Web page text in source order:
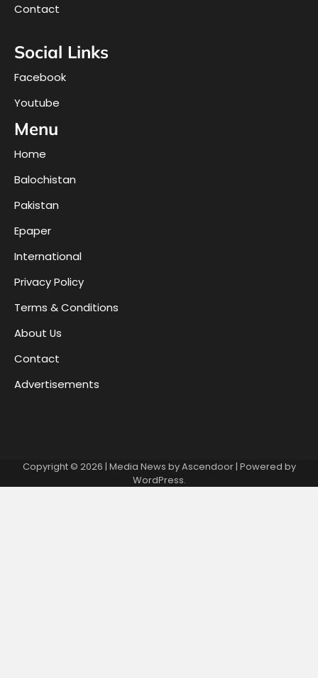
Contact
Social Links
Facebook
Youtube
Menu
Home
Balochistan
Pakistan
Epaper
International
Privacy Policy
Terms & Conditions
About Us
Contact
Advertisements
Copyright © 2026 | Media News byAscendoor| Powered by
WordPress.